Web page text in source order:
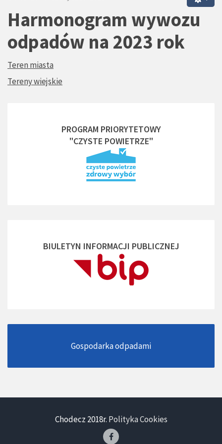
Harmonogram wywozu
odpadów na 2023 rok
Teren miasta
Tereny wiejskie
PROGRAM PRIORYTETOWY
"CZYSTE POWIETRZE"
BIULETYN INFORMACJI PUBLICZNEJ
Gospodarka odpadami
Chodecz 2018r. Polityka Cookies